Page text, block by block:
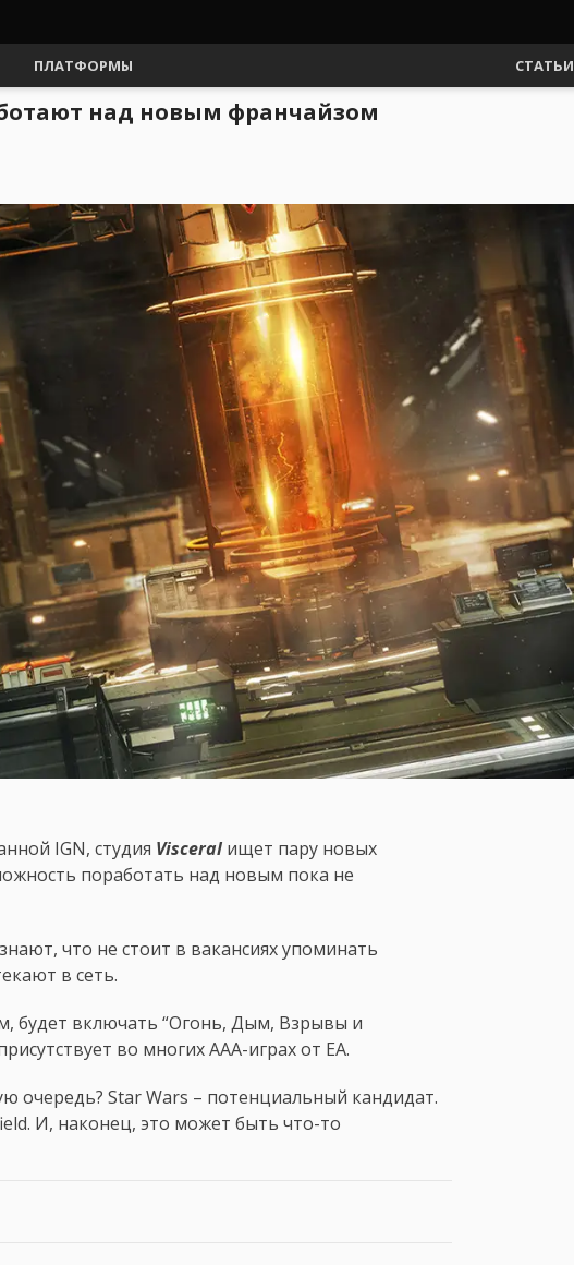
ПЛАТФОРМЫ СТАТЬИ
над новым франчайзом
IGN, студия Visceral ищет пару новых
поработать над новым пока не
что не стоит в вакансиях упоминать
в сеть.
будет включать “Огонь, Дым, Взрывы и
во многих AAA-играх от EA.
очередь? Star Wars – потенциальный кандидат.
И, наконец, это может быть что-то